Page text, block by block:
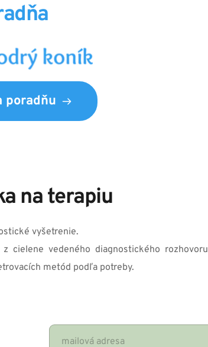
poradňu
na terapiu
vyšetrenie.
cielene vedeného diagnostického rozhovoru
metód podľa potreby.